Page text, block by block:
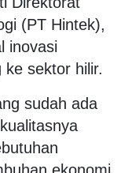
(PT Hintek),
inovasi
ke sektor hilir.
sudah ada